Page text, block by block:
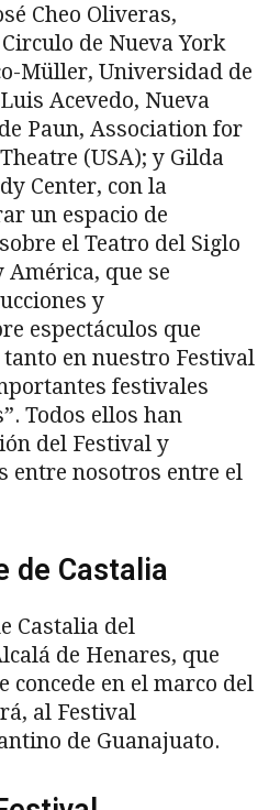
Cheo Oliveras,
de Nueva York
Müller, Universidad de
Acevedo, Nueva
Paun, Association for
(USA); y Gilda
Center, con la
un espacio de
el Teatro del Siglo
América, que se
y
espectáculos que
en nuestro Festival
festivales
Todos ellos han
del Festival y
entre nosotros entre el
de Castalia
Castalia del
de Henares, que
concede en el marco del
al Festival
de Guanajuato.